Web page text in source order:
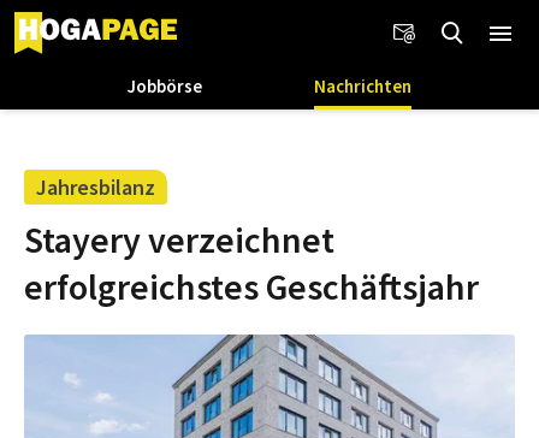
Jobbörse Nachrichten
Jahresbilanz
Stayery verzeichnet
erfolgreichstes Geschäftsjahr